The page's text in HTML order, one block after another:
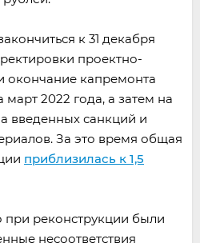
к 31 декабря
проектно-
окончание капремонта
2022 года, а затем на
введенных санкций и
За это время общая
приблизилась к 1,5
при реконструкции были
несоответствия